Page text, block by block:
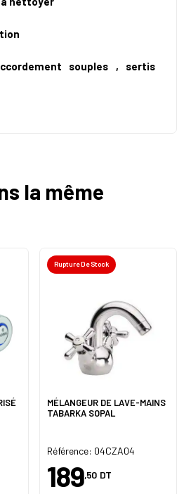
souples , sertis
la même
Rupture De Stock
MÉLANGEUR DE LAVE-MAINS
TABARKA SOPAL
Référence: 04CZA04
189,50 DT